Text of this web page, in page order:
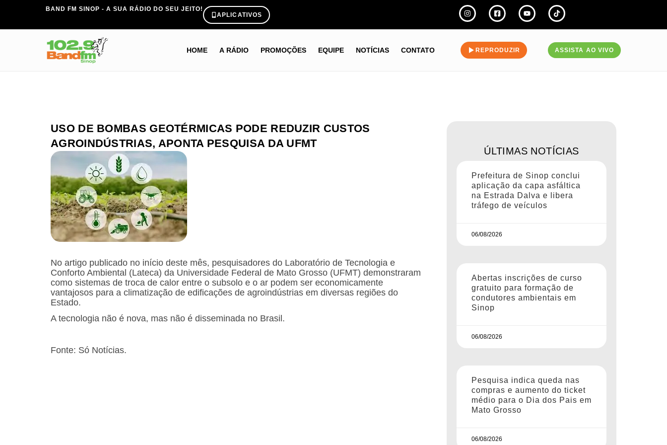
BAND FM SINOP - A SUA RÁDIO DO SEU JEITO!
APLICATIVOS
HOME A RÁDIO PROMOÇÕES EQUIPE NOTÍCIAS CONTATO REPRODUZIR ASSISTA AO VIVO
USO DE BOMBAS GEOTÉRMICAS PODE REDUZIR CUSTOS
AGROINDÚSTRIAS, APONTA PESQUISA DA UFMT
No artigo publicado no início deste mês, pesquisadores do Laboratório de Tecnologia e
Conforto Ambiental (Lateca) da Universidade Federal de Mato Grosso (UFMT) demonstraram
como sistemas de troca de calor entre o subsolo e o ar podem ser economicamente
vantajosos para a climatização de edificações de agroindústrias em diversas regiões do
Estado.
A tecnologia não é nova, mas não é disseminada no Brasil.
Fonte: Só Notícias.
ÚLTIMAS NOTÍCIAS
Prefeitura de Sinop conclui
aplicação da capa asfáltica
na Estrada Dalva e libera
tráfego de veículos
06/08/2026
Abertas inscrições de curso
gratuito para formação de
condutores ambientais em
Sinop
06/08/2026
Pesquisa indica queda nas
compras e aumento do ticket
médio para o Dia dos Pais em
Mato Grosso
06/08/2026